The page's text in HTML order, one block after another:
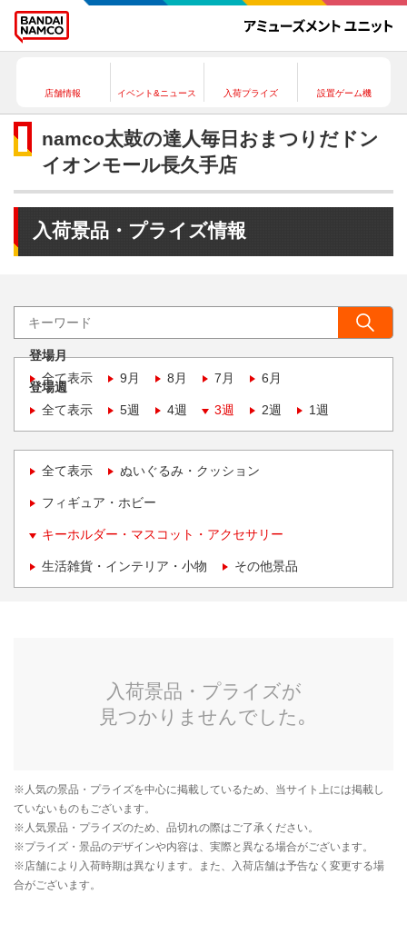
店舗情報 イベント&ニュース 入荷プライズ 設置ゲーム機
namco太鼓の達人毎日おまつりだドン
イオンモール長久手店
入荷景品・プライズ情報
登場月
全て表示
9月 8月 7月 6月
登場週
全て表示
5週 4週 3週 2週 1週
全て表示 ぬいぐるみ・クッション
フィギュア・ホビー
キーホルダー・マスコット・アクセサリー
生活雑貨・インテリア・小物 その他景品